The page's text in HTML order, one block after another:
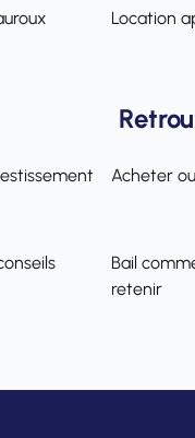
Location
Acheter
Bail
retenir